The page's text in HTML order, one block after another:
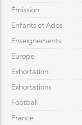
Émission
Enfants et Ados
Enseignements
Europe
Exhortation
Exhortations
Football
France